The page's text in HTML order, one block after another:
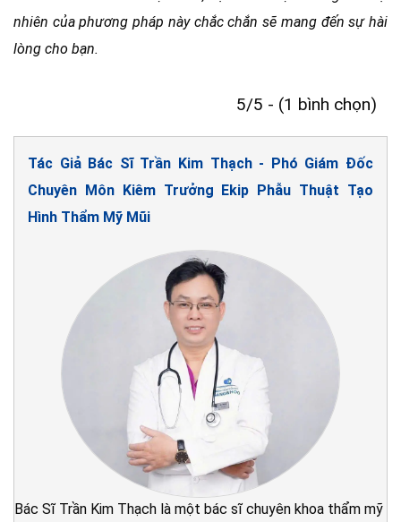
nhiên của phương pháp này chắc chắn sẽ mang đến sự hài
lòng cho bạn.
5/5 - (1 bình chọn)
Tác Giả Bác Sĩ Trần Kim Thạch - Phó Giám Đốc
Chuyên Môn Kiêm Trưởng Ekip Phẫu Thuật Tạo
Hình Thẩm Mỹ Mũi
Bác Sĩ Trần Kim Thạch là một bác sĩ chuyên khoa thẩm mỹ